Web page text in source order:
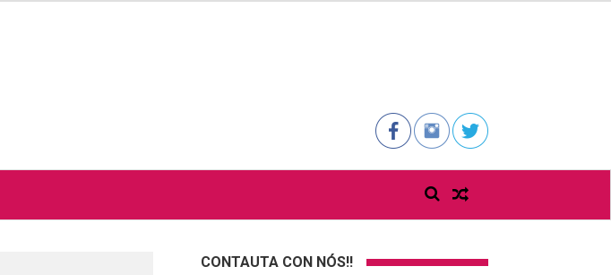
CONTAUTA CON NÓS!!